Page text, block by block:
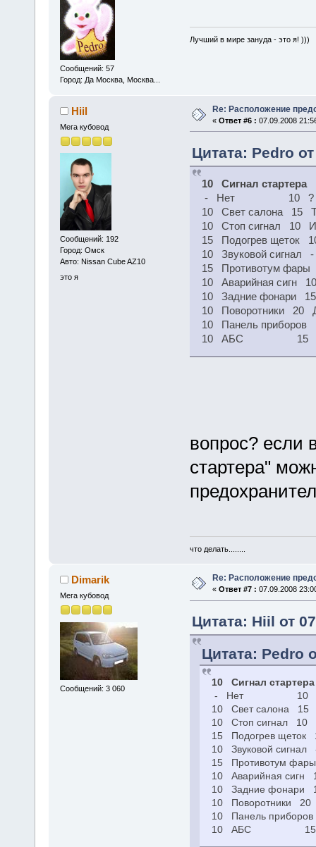
Сообщений: 57
Город: Да Москва, Москва...
Лучший в мире зануда - это я! )))
Hiil
Мега кубовод
Сообщений: 192
Город: Омск
Авто: Nissan Cube AZ10
это я
Re: Расположение
« Ответ #6 : 07.09.2008
Цитата: Pedro
10 Сигнал стартера
- Нет 10 ?
10 Свет салона 15
10 Стоп сигнал 10
15 Подогрев щеток
10 Звуковой сигнал
15 Противотум
10 Аварийная сигн
10 Задние фонари
10 Поворотники 20
10 Панель приборов
10 АБС 15
вопрос? если
стартера"
что делать........
Dimarik
Мега кубовод
Сообщений: 3 060
Re: Расположение
« Ответ #7 : 07.09.2008
Цитата: Hiil от
Цитата: Pedro
10 Сигнал стартера
- Нет 10
10 Свет салона 15
10 Стоп сигнал 10
15 Подогрев щеток
10 Звуковой
15 Противотум
10 Аварийная сигн
10 Задние фонари
10 Поворотники 20
10 Панель
10 АБС 15